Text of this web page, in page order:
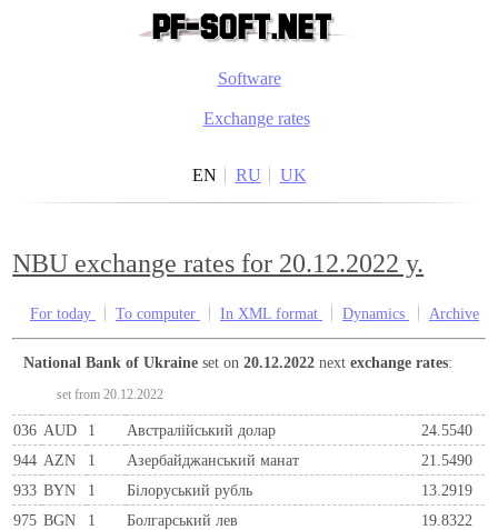
Software
Exchange rates
EN RU UK
NBU exchange rates for 20.12.2022 y.
For today To computer In XML format Dynamics Archive
National Bank of Ukraine set on20.12.2022 nextexchange rates:
set from 20.12.2022
036 AUD 1 Австралійський долар
24.5540
944 AZN 1 Азербайджанський манат
21.5490
933 BYN 1 Бiлоруський рубль
13.2919
975 BGN 1 Болгарський лев
19.8322